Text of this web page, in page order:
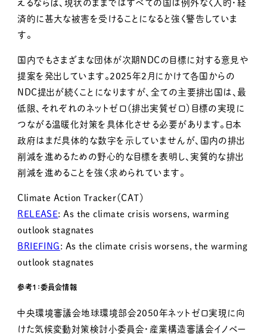
えるならば、現状のままではすべての国は例外なく人的・経
済的に甚大な被害を受けることになると強く警告していま
す。
国内でもさまざまな団体が次期NDCの目標に対する意見や
提案を発出しています。2025年2月にかけて各国からの
NDC提出が続くことになりますが、全ての主要排出国は、最
低限、それぞれのネットゼロ（排出実質ゼロ）目標の実現に
つながる温暖化対策を具体化させる必要があります。日本
政府はまだ具体的な数字を示していませんが、国内の排出
削減を進めるための野心的な目標を表明し、実質的な排出
削減を進めることを強く求められています。
Climate Action Tracker（CAT）
RELEASE: As the climate crisis worsens, warming
outlook stagnates
BRIEFING : As the climate crisis worsens, the warming
outlook stagnates
参考１：委員会情報
中央環境審議会地球環境部会2050年ネットゼロ実現に向
けた気候変動対策検討小委員会・産業構造審議会イノベー